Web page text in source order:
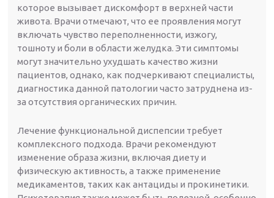
которое вызывает дискомфорт в верхней части
живота. Врачи отмечают, что ее проявления могут
включать чувство переполненности, изжогу,
тошноту и боли в области желудка. Эти симптомы
могут значительно ухудшать качество жизни
пациентов, однако, как подчеркивают специалисты,
диагностика данной патологии часто затруднена из-
за отсутствия органических причин.
Лечение функциональной диспепсии требует
комплексного подхода. Врачи рекомендуют
изменение образа жизни, включая диету и
физическую активность, а также применение
медикаментов, таких как антациды и прокинетики.